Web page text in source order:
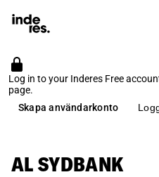
Log in to your Inderes Free
page.
Skapa användarkonto
AL SYDBANK